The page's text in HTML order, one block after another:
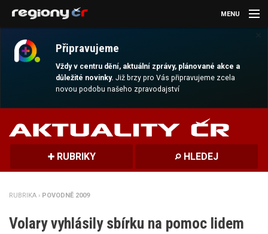
Připravujeme
Vždy v centru dění, aktuální zprávy, plánované akce a
důležité novinky.Již brzy pro Vás připravujeme zcela
novou podobu našeho zpravodajství
MENU
AKTUALITY
MAGAZÍN
DALŠÍ
REGION
RUBRIKY HLEDEJ
RUBRIKA › POVODNĚ 2009
Volary vyhlásily sbírku na pomoc lidem